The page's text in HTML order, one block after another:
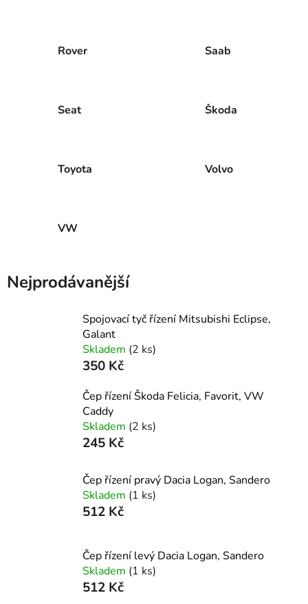
Rover Saab
Seat Škoda
Toyota Volvo
VW
Nejprodávanější
Spojovací tyč řízení Mitsubishi Eclipse,
Galant
Skladem (2 ks)
350 Kč
Čep řízení Škoda Felicia, Favorit, VW
Caddy
Skladem (2 ks)
245 Kč
Čep řízení pravý Dacia Logan, Sandero
Skladem (1 ks)
512 Kč
Čep řízení levý Dacia Logan, Sandero
Skladem (1 ks)
512 Kč